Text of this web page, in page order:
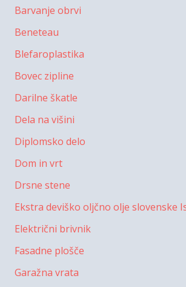
Barvanje obrvi
Beneteau
Blefaroplastika
Bovec zipline
Darilne škatle
Dela na višini
Diplomsko delo
Dom in vrt
Drsne stene
Ekstra deviško oljčno olje slovenske
Električni brivnik
Fasadne plošče
Garažna vrata